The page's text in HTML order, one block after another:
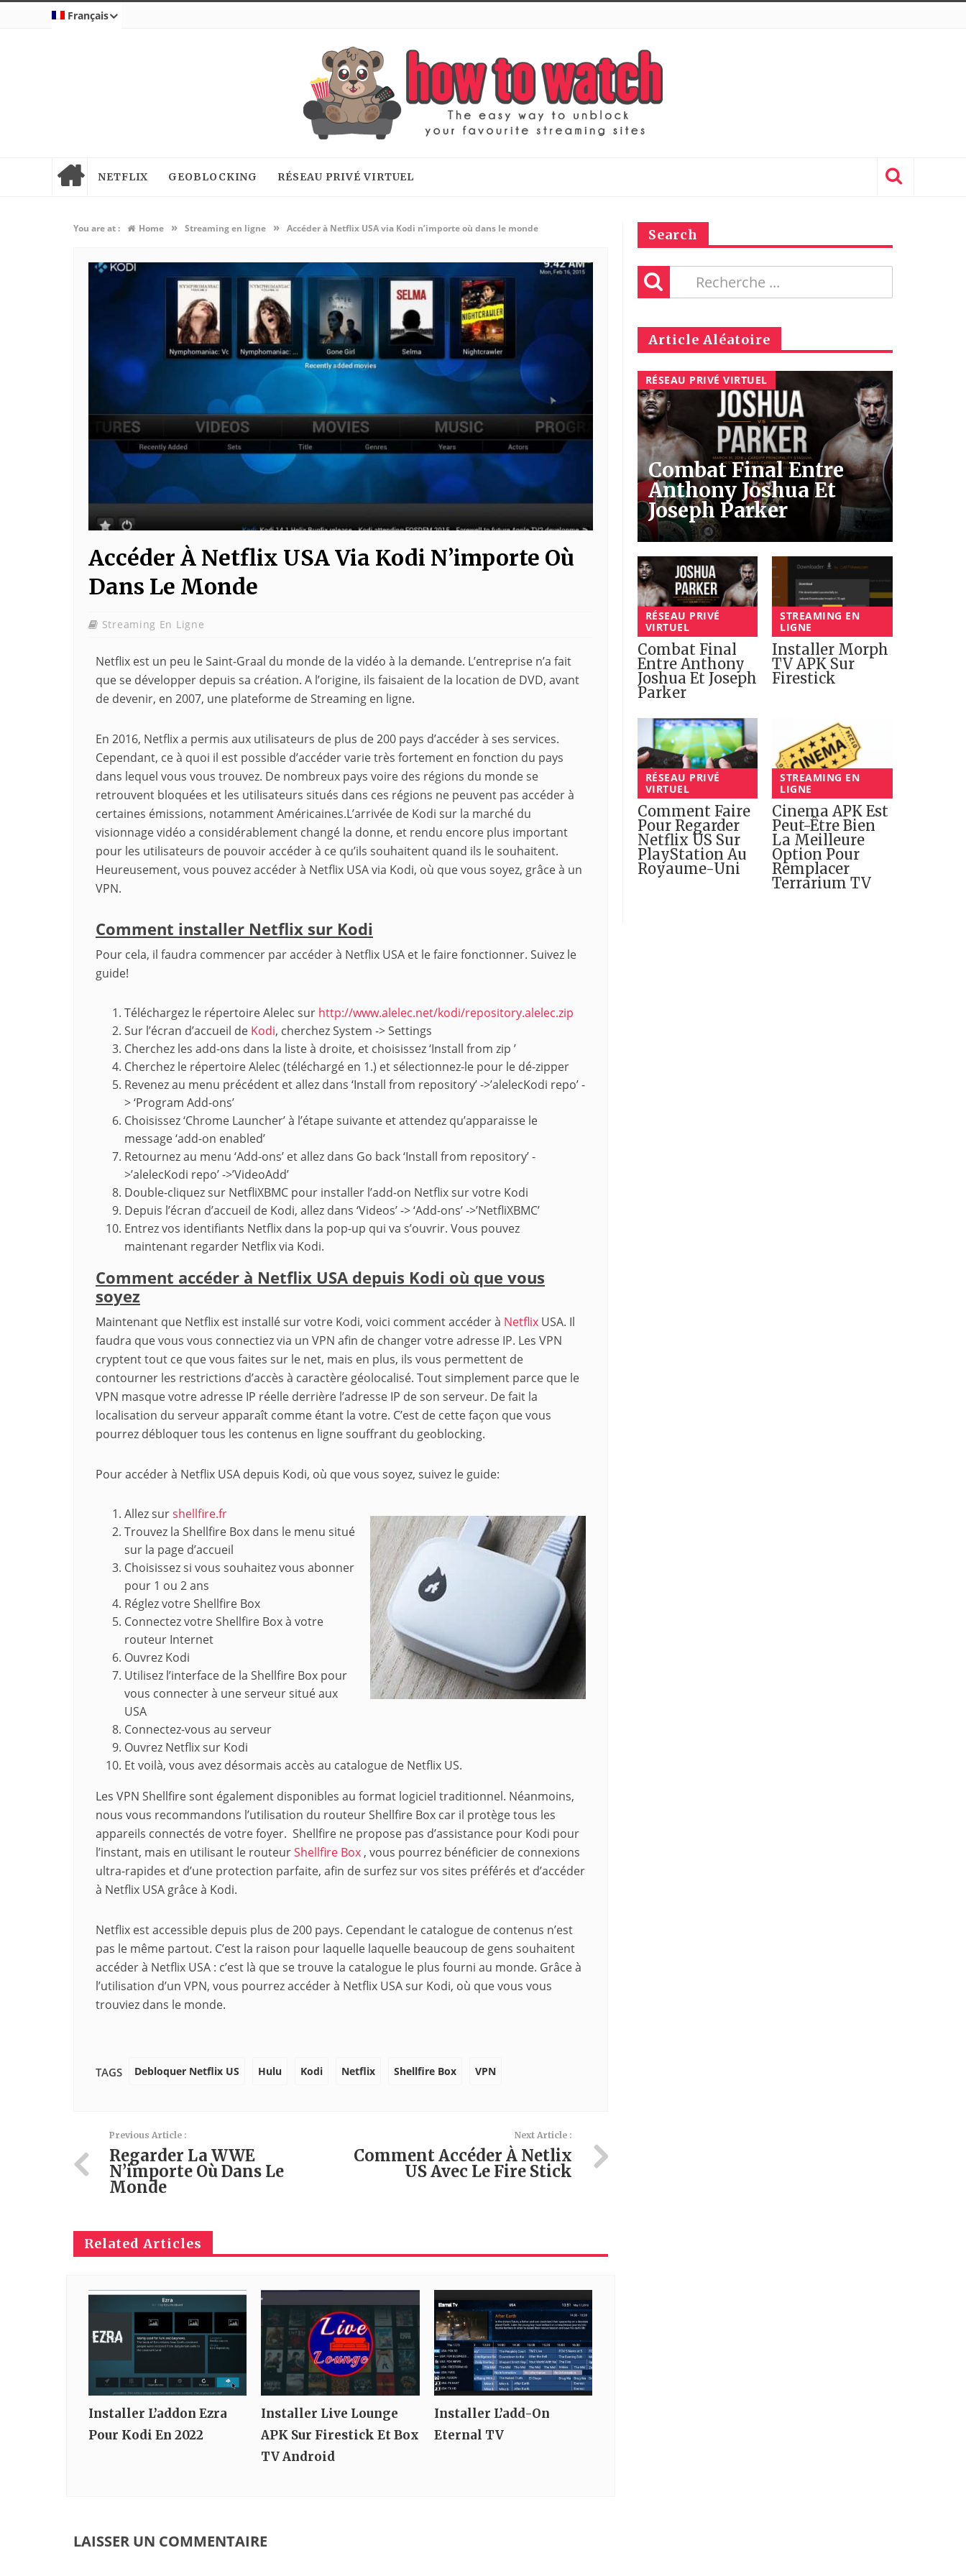
Français
NETFLIX GEOBLOCKING RÉSEAU PRIVÉ VIRTUEL
You are at : Home » Streaming en ligne » Accéder à Netflix USA via Kodi n’importe où dans le monde
Accéder À Netflix USA Via Kodi N’importe Où
Dans Le Monde
Streaming En Ligne
Netflix est un peu le Saint-Graal du monde de la vidéo à la demande. L’entreprise n’a fait
que se développer depuis sa création. A l’origine, ils faisaient de la location de DVD, avant
de devenir, en 2007, une plateforme de Streaming en ligne.
En 2016, Netflix a permis aux utilisateurs de plus de 200 pays d’accéder à ses services.
Cependant, ce à quoi il est possible d’accéder varie très fortement en fonction du pays
dans lequel vous vous trouvez. De nombreux pays voire des régions du monde se
retrouvent bloquées et les utilisateurs situés dans ces régions ne peuvent pas accéder à
certaines émissions, notamment Américaines.L’arrivée de Kodi sur la marché du
visionnage vidéo a considérablement changé la donne, et rendu encore plus important
pour les utilisateurs de pouvoir accéder à ce qu’ils souhaitent quand ils le souhaitent.
Heureusement, vous pouvez accéder à Netflix USA via Kodi, où que vous soyez, grâce à un
VPN.
Comment installer Netflix sur Kodi
Pour cela, il faudra commencer par accéder à Netflix USA et le faire fonctionner. Suivez le
guide!
Téléchargez le répertoire Alelec sur http://www.alelec.net/kodi/repository.alelec.zip
Sur l’écran d’accueil de Kodi, cherchez System -> Settings
Cherchez les add-ons dans la liste à droite, et choisissez ‘Install from zip ’
Cherchez le répertoire Alelec (téléchargé en 1.) et sélectionnez-le pour le dé-zipper
Revenez au menu précédent et allez dans ‘Install from repository’ ->’alelecKodi repo’ -
> ‘Program Add-ons’
Choisissez ‘Chrome Launcher’ à l’étape suivante et attendez qu’apparaisse le
message ‘add-on enabled’
Retournez au menu ‘Add-ons’ et allez dans Go back ‘Install from repository’ -
>’alelecKodi repo’ ->’VideoAdd’
Double-cliquez sur NetfliXBMC pour installer l’add-on Netflix sur votre Kodi
Depuis l’écran d’accueil de Kodi, allez dans ‘Videos’ -> ‘Add-ons’ ->’NetfliXBMC’
Entrez vos identifiants Netflix dans la pop-up qui va s’ouvrir. Vous pouvez
maintenant regarder Netflix via Kodi.
Comment accéder à Netflix USA depuis Kodi où que vous
soyez
Maintenant que Netflix est installé sur votre Kodi, voici comment accéder à Netflix USA. Il
faudra que vous vous connectiez via un VPN afin de changer votre adresse IP. Les VPN
cryptent tout ce que vous faites sur le net, mais en plus, ils vous permettent de
contourner les restrictions d’accès à caractère géolocalisé. Tout simplement parce que le
VPN masque votre adresse IP réelle derrière l’adresse IP de son serveur. De fait la
localisation du serveur apparaît comme étant la votre. C’est de cette façon que vous
pourrez débloquer tous les contenus en ligne souffrant du geoblocking.
Pour accéder à Netflix USA depuis Kodi, où que vous soyez, suivez le guide:
Allez surshellfire.fr
Trouvez la Shellfire Box dans le menu situé
sur la page d’accueil
Choisissez si vous souhaitez vous abonner
pour 1 ou 2 ans
Réglez votre Shellfire Box
Connectez votre Shellfire Box à votre
routeur Internet
Ouvrez Kodi
Utilisez l’interface de la Shellfire Box pour
vous connecter à une serveur situé aux
USA
Connectez-vous au serveur
Ouvrez Netflix sur Kodi
Et voilà, vous avez désormais accès au catalogue de Netflix US.
Les VPN Shellfire sont également disponibles au format logiciel traditionnel. Néanmoins,
nous vous recommandons l’utilisation du routeur Shellfire Box car il protège tous les
appareils connectés de votre foyer. Shellfire ne propose pas d’assistance pour Kodi pour
l’instant, mais en utilisant le routeurShellfire Box , vous pourrez bénéficier de connexions
ultra-rapides et d’une protection parfaite, afin de surfez sur vos sites préférés et d’accéder
à Netflix USA grâce à Kodi.
Netflix est accessible depuis plus de 200 pays. Cependant le catalogue de contenus n’est
pas le même partout. C’est la raison pour laquelle laquelle beaucoup de gens souhaitent
accéder à Netflix USA : c’est là que se trouve la catalogue le plus fourni au monde. Grâce à
l’utilisation d’un VPN, vous pourrez accéder à Netflix USA sur Kodi, où que vous vous
trouviez dans le monde.
TAGS Debloquer Netflix US Hulu Kodi Netflix Shellfire Box VPN
Previous Article :
Regarder La WWE
N’importe Où Dans Le
Monde
Next Article :
Comment Accéder À Netlix
US Avec Le Fire Stick
Related Articles
Installer L’addon Ezra
Pour Kodi En 2022
Installer Live Lounge
APK Sur Firestick Et Box
TV Android
Installer L’add-On
Eternal TV
LAISSER UN COMMENTAIRE
Search
Article Aléatoire
RÉSEAU PRIVÉ VIRTUEL
Combat Final Entre
Anthony Joshua Et
Joseph Parker
RÉSEAU PRIVÉ
VIRTUEL
Combat Final
Entre Anthony
Joshua Et Joseph
Parker
STREAMING EN
LIGNE
Installer Morph
TV APK Sur
Firestick
RÉSEAU PRIVÉ
VIRTUEL
Comment Faire
Pour Regarder
Netflix US Sur
PlayStation Au
Royaume-Uni
STREAMING EN
LIGNE
Cinema APK Est
Peut-Être Bien
La Meilleure
Option Pour
Remplacer
Terrarium TV